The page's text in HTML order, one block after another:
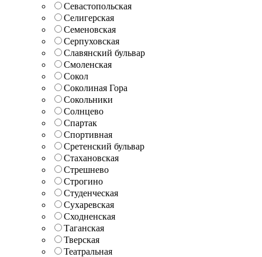
Севастопольская
Селигерская
Семеновская
Серпуховская
Славянский бульвар
Смоленская
Сокол
Соколиная Гора
Сокольники
Солнцево
Спартак
Спортивная
Сретенский бульвар
Стахановская
Стрешнево
Строгино
Студенческая
Сухаревская
Сходненская
Таганская
Тверская
Театральная